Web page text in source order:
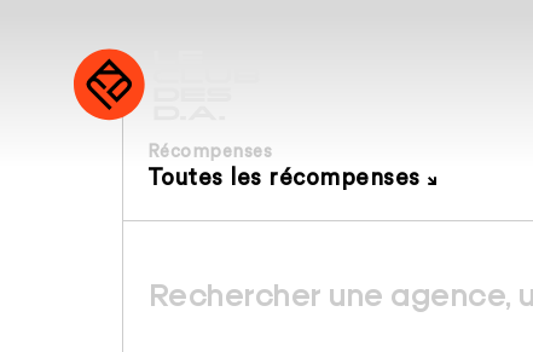
Récompenses
Toutes les récompenses